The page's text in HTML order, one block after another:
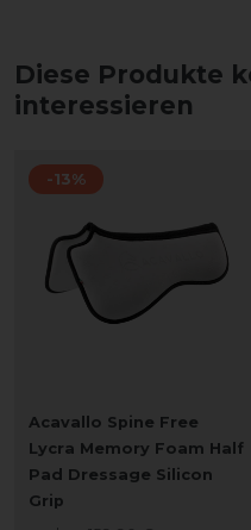
Diese Produkte
interessieren
-13%
Acavallo Spine Free
Lycra Memory Foam Half
Pad Dressage Silicon
Grip